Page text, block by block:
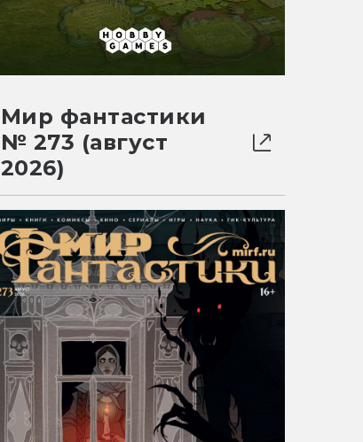
Мир фантастики
№ 273 (август
2026)